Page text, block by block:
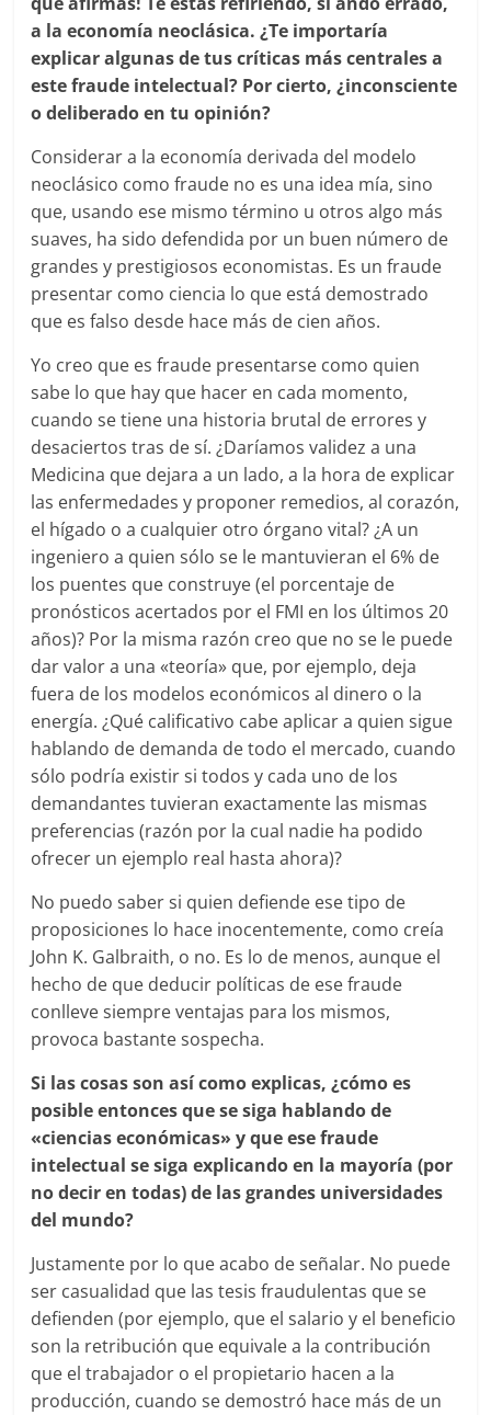
a la economía neoclásica. ¿Te importaría
explicar algunas de tus críticas más centrales a
este fraude intelectual? Por cierto, ¿inconsciente
o deliberado en tu opinión?
Considerar a la economía derivada del modelo
neoclásico como fraude no es una idea mía, sino
que, usando ese mismo término u otros algo más
suaves, ha sido defendida por un buen número de
grandes y prestigiosos economistas. Es un fraude
presentar como ciencia lo que está demostrado
que es falso desde hace más de cien años.
Yo creo que es fraude presentarse como quien
sabe lo que hay que hacer en cada momento,
cuando se tiene una historia brutal de errores y
desaciertos tras de sí. ¿Daríamos validez a una
Medicina que dejara a un lado, a la hora de explicar
las enfermedades y proponer remedios, al corazón,
el hígado o a cualquier otro órgano vital? ¿A un
ingeniero a quien sólo se le mantuvieran el 6% de
los puentes que construye (el porcentaje de
pronósticos acertados por el FMI en los últimos 20
años)? Por la misma razón creo que no se le puede
dar valor a una «teoría» que, por ejemplo, deja
fuera de los modelos económicos al dinero o la
energía. ¿Qué calificativo cabe aplicar a quien sigue
hablando de demanda de todo el mercado, cuando
sólo podría existir si todos y cada uno de los
demandantes tuvieran exactamente las mismas
preferencias (razón por la cual nadie ha podido
ofrecer un ejemplo real hasta ahora)?
No puedo saber si quien defiende ese tipo de
proposiciones lo hace inocentemente, como creía
John K. Galbraith, o no. Es lo de menos, aunque el
hecho de que deducir políticas de ese fraude
conlleve siempre ventajas para los mismos,
provoca bastante sospecha.
Si las cosas son así como explicas, ¿cómo es
posible entonces que se siga hablando de
«ciencias económicas» y que ese fraude
intelectual se siga explicando en la mayoría (por
no decir en todas) de las grandes universidades
del mundo?
Justamente por lo que acabo de señalar. No puede
ser casualidad que las tesis fraudulentas que se
defienden (por ejemplo, que el salario y el beneficio
son la retribución que equivale a la contribución
que el trabajador o el propietario hacen a la
producción, cuando se demostró hace más de un